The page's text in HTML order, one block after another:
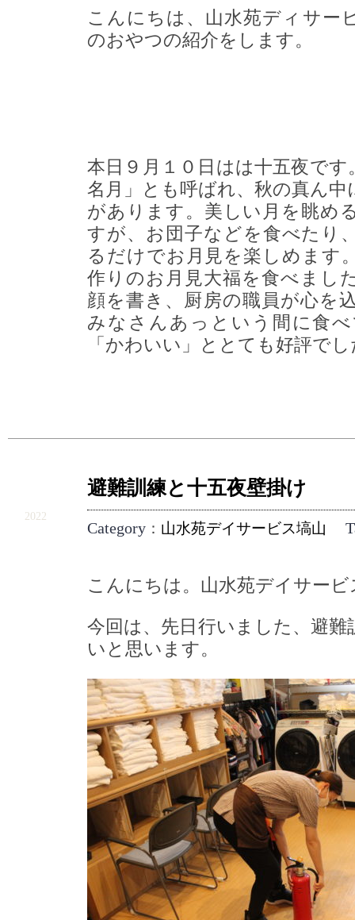
こんにちは、山水苑ディサー
のおやつの紹介をします。
本日９月１０日はは十五夜で
名月」とも呼ばれ、秋の真ん
があります。美しい月を眺め
すが、お団子などを食べたり
るだけでお月見を楽しめます
作りのお月見大福を食べまし
顔を書き、厨房の職員が心を
みなさんあっという間に食
「かわいい」ととても好評で
2022
避難訓練と十五夜壁掛け
Category ： 山水苑デイサービス塙山
こんにちは。山水苑デイサー
今回は、先日行いました、避
いと思います。